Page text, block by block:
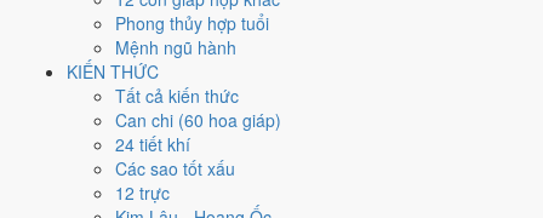
Phong thủy hợp tuổi
Mệnh ngũ hành
KIẾN THỨC
Tất cả kiến thức
Can chi (60 hoa giáp)
24 tiết khí
Các sao tốt xấu
12 trực
Sửu, Tỵ, Thìnhợp ngày; tuổi
Ngày 23/2/2027 chỉ đạt3.6/10cho việc trọng đại. Có
để thay thế, xem mục xử lý bên dưới.
Ngày 23/2/2027 tốt hay xấu cho